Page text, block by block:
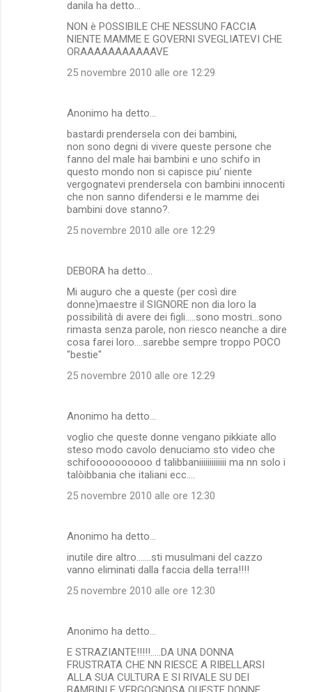
danila ha detto…
NON è POSSIBILE CHE NESSUNO FACCIA
NIENTE MAMME E GOVERNI SVEGLIATEVI CHE
ORAAAAAAAAAAAVE
25 novembre 2010 alle ore 12:29
Anonimo ha detto…
bastardi prendersela con dei bambini,
non sono degni di vivere queste persone che
fanno del male hai bambini e uno schifo in
questo mondo non si capisce piu' niente
vergognatevi prendersela con bambini innocenti
che non sanno difendersi e le mamme dei
bambini dove stanno?.
25 novembre 2010 alle ore 12:29
DEBORA ha detto…
Mi auguro che a queste (per così dire
donne)maestre il SIGNORE non dia loro la
possibilità di avere dei figli.....sono mostri...sono
rimasta senza parole, non riesco neanche a dire
cosa farei loro....sarebbe sempre troppo POCO
"bestie"
25 novembre 2010 alle ore 12:29
Anonimo ha detto…
voglio che queste donne vengano pikkiate allo
steso modo cavolo denuciamo sto video che
schifoooooooooo d talibbaniiiiiiiiiiiii ma nn solo i
talòibbania che italiani ecc....
25 novembre 2010 alle ore 12:30
Anonimo ha detto…
inutile dire altro.......sti musulmani del cazzo
vanno eliminati dalla faccia della terra!!!!
25 novembre 2010 alle ore 12:30
Anonimo ha detto…
E STRAZIANTE!!!!!.....DA UNA DONNA
FRUSTRATA CHE NN RIESCE A RIBELLARSI
ALLA SUA CULTURA E SI RIVALE SU DEI